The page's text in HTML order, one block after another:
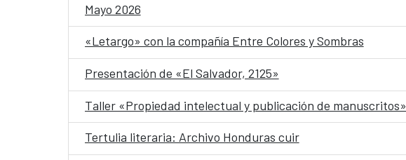
Mayo 2026
«Letargo» con la compañía Entre Colores y Sombras
Presentación de «El Salvador, 2125»
Taller «Propiedad intelectual y publicación de manuscritos»
Tertulia literaria: Archivo Honduras cuir